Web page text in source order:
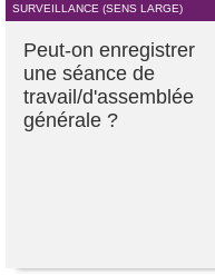
SURVEILLANCE (SENS LARGE)
Peut-on enregistrer
une séance de
travail/d'assemblée
générale ?